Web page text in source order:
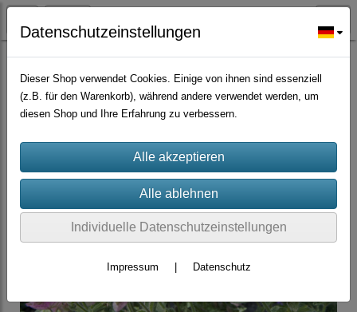
Zierpflanzen
Datenschutzeinstellungen
Dieser Shop verwendet Cookies. Einige von ihnen sind essenziell
(z.B. für den Warenkorb), während andere verwendet werden, um
diesen Shop und Ihre Erfahrung zu verbessern.
Individuelle Datenschutzeinstellungen
Impressum Datenschutz